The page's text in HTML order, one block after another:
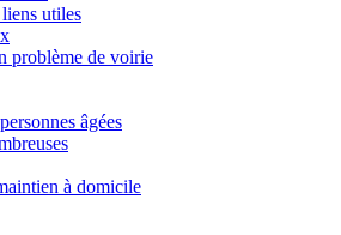
utiles
problème de voirie
âgées
à domicile